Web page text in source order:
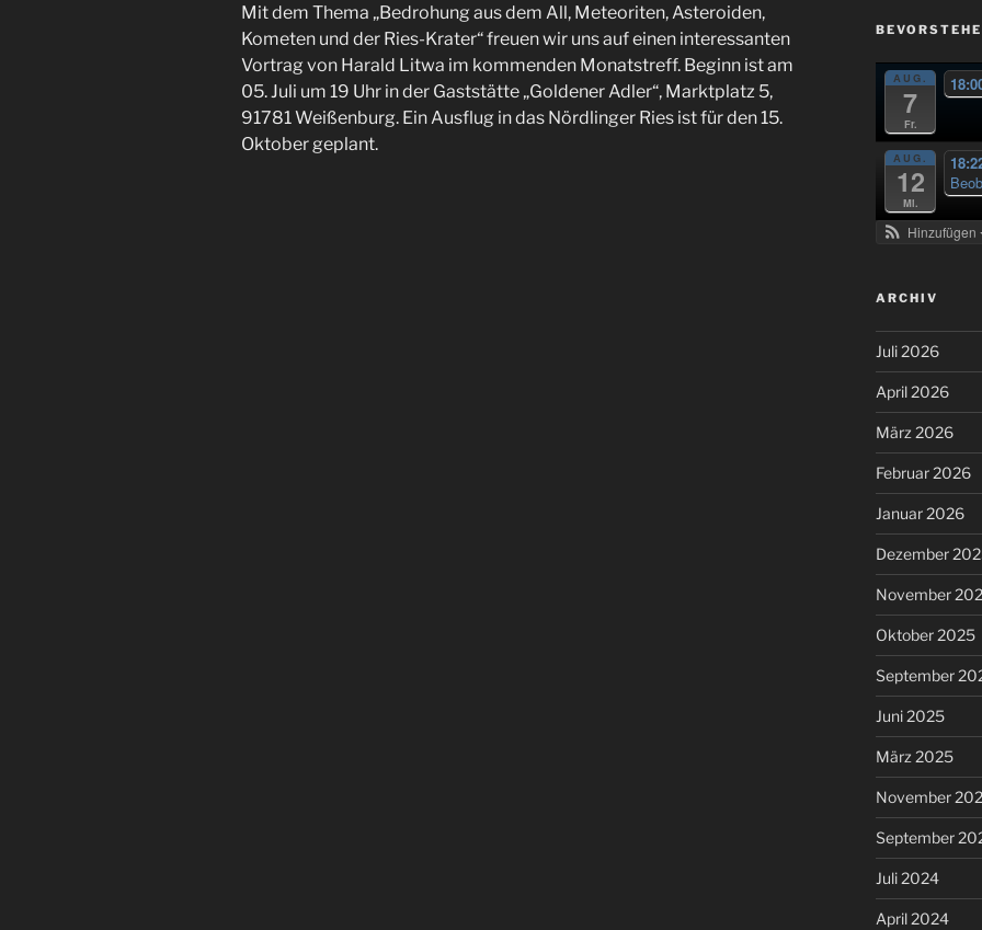
Mit dem Thema „Bedrohung aus dem All, Meteoriten, Asteroiden,
Kometen und der Ries-Krater“ freuen wir uns auf einen interessanten
Vortrag von Harald Litwa im kommenden Monatstreff. Beginn ist am
05. Juli um 19 Uhr in der Gaststätte „Goldener Adler“, Marktplatz 5,
91781 Weißenburg. Ein Ausflug in das Nördlinger Ries ist für den 15.
Oktober geplant.
AUG.
7
Fr.
AUG.
12
Mi.
Hinzufügen
ARCHIV
Juli 2026
April 2026
März 2026
Februar 2026
Januar 2026
Dezember
November
Oktober 2025
September
Juni 2025
März 2025
November
September
Juli 2024
April 2024